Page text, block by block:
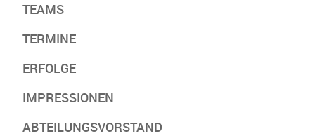
TEAMS
TERMINE
ERFOLGE
IMPRESSIONEN
ABTEILUNGSVORSTAND